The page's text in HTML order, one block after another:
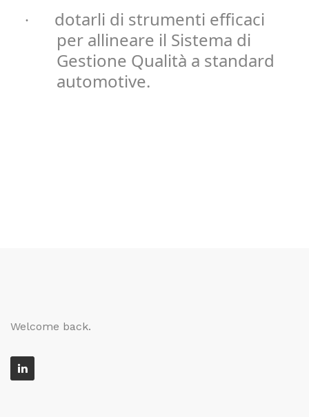
·
dotarli di strumenti efficaci
per allineare il Sistema di
Gestione Qualità a standard
automotive.
Welcome back.